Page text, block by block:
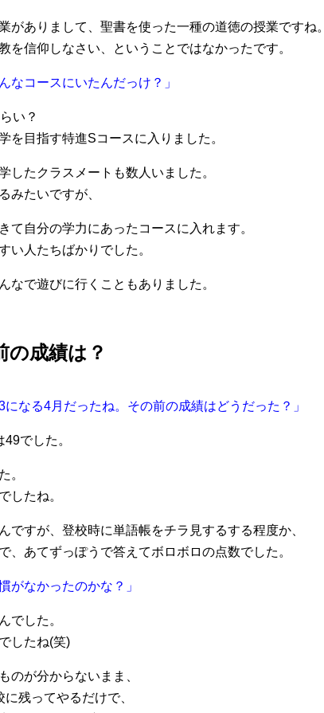
がありまして、聖書を使った一種の道徳の授業ですね。
を信仰しなさい、ということではなかったです。
なコースにいたんだっけ？」
い？
を目指す特進Sコースに入りました。
したクラスメートも数人いました。
みたいですが、
て自分の学力にあったコースに入れます。
い人たちばかりでした。
なで遊びに行くこともありました。
の成績は？
になる4月だったね。その前の成績はどうだった？」
でした。
。
したね。
ですが、登校時に単語帳をチラ見するする程度か、
、あてずっぽうで答えてボロボロの点数でした。
がなかったのかな？」
でした。
したね(笑)
のが分からないまま、
残ってやるだけで、